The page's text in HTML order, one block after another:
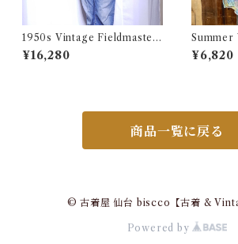
1950s Vintage Fieldmaster
Wool Topstar Style Jacket /
USA ヴィンテージ トップスタ
¥16,280
Summer
ョートス
ャツ 古着
¥6,820
商品一覧に戻る
© 古着屋 仙台 biscco【古着 &
Powered by